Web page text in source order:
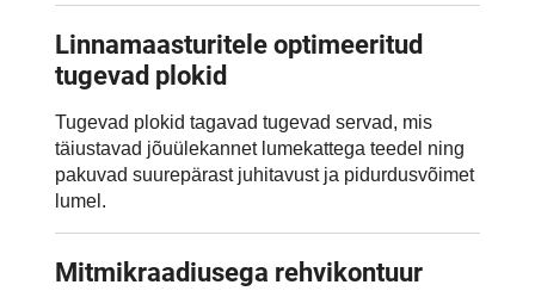
Linnamaasturitele optimeeritud
tugevad plokid
Tugevad plokid tagavad tugevad servad, mis
täiustavad jõuülekannet lumekattega teedel ning
pakuvad suurepärast juhitavust ja pidurdusvõimet
lumel.
Mitmikraadiusega rehvikontuur